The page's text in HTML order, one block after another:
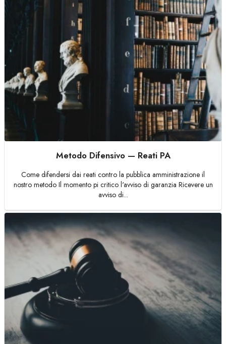
Metodo Difensivo — Reati PA
Come difendersi dai reati contro la pubblica amministrazione il
nostro metodo Il momento pi critico l'avviso di garanzia Ricevere un
avviso di...